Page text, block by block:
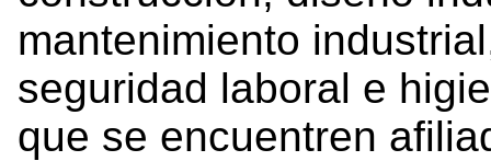
mantenimiento
seguridad laboral e
que se encuentren